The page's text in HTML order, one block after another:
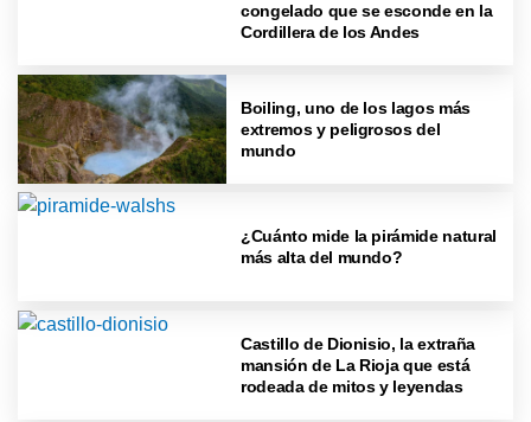
congelado que se esconde en la
Cordillera de los Andes
Boiling, uno de los lagos más
extremos y peligrosos del
mundo
¿Cuánto mide la pirámide natural
más alta del mundo?
Castillo de Dionisio, la extraña
mansión de La Rioja que está
rodeada de mitos y leyendas